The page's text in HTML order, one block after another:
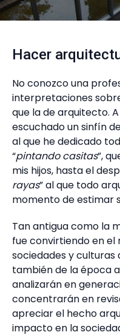
Hacer
No conozco una
interpretaciones
que la de arquitecto.
escuchado un sinfín
al que he dedicado
“pintando casitas”,
mis hijos, hasta el
rayas” al que todo
momento de estimar
Tan antigua como la
fue convirtiendo en
sociedades y culturas
también de la época
analizarán en
concentrarán en
apreciar el hecho
impacto en la